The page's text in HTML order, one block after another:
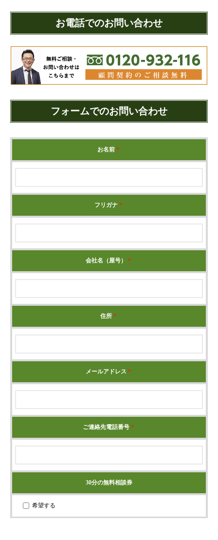
個人事業主のお客様
代表挨拶
神戸オフィス
大阪オフィス
事務所概要
税金の豆知識
消費税
その他
お電話でのお問い合わせ
フォームでのお問い合わせ
お名前 ＊
フリガナ ＊
会社名（屋号） ＊
住所 ＊
メールアドレス ＊
ご連絡先電話番号 ＊
30分の無料相談券
希望する